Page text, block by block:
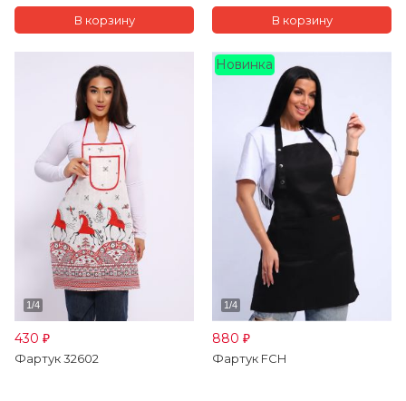
430 ₽
Фартук 32602
Новинка
880 ₽
Фартук FCH